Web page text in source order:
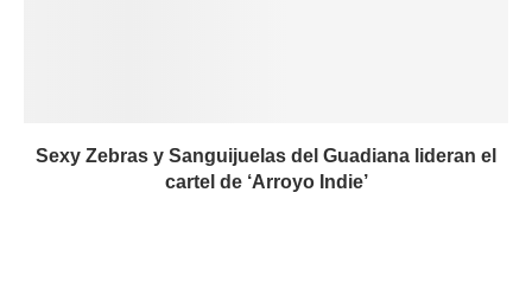
Sexy Zebras y Sanguijuelas del Guadiana lideran el
cartel de ‘Arroyo Indie’